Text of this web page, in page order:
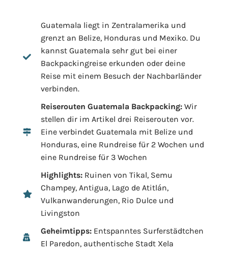
Guatemala liegt in Zentralamerika und
grenzt an Belize, Honduras und Mexiko. Du
kannst Guatemala sehr gut bei einer
Backpackingreise erkunden oder deine
Reise mit einem Besuch der Nachbarländer
verbinden.
Reiserouten Guatemala Backpacking: Wir
stellen dir im Artikel drei Reiserouten vor.
Eine verbindet Guatemala mit Belize und
Honduras, eine Rundreise für 2 Wochen und
eine Rundreise für 3 Wochen
Highlights: Ruinen von Tikal, Semu
Champey, Antigua, Lago de Atitlán,
Vulkanwanderungen, Rio Dulce und
Livingston
Geheimtipps: Entspanntes Surferstädtchen
El Paredon, authentische Stadt Xela